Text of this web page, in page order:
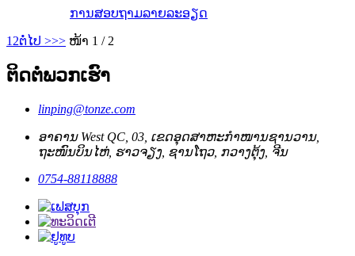
ການສອບຖາມລາຍລະອຽດ
12ຕໍ່ໄປ >>> ໜ້າ 1 / 2
ຕິດຕໍ່ພວກເຮົາ
linping@tonze.com
ອາຄານ West QC, 03, ເຂດອຸດສາຫະກຳໜານຊານວານ,
ຖະໜົນບິນໄຫ່, ຮາວຈຽງ, ຊານໂຖວ, ກວາງຕຸ້ງ, ຈີນ
0754-88118888